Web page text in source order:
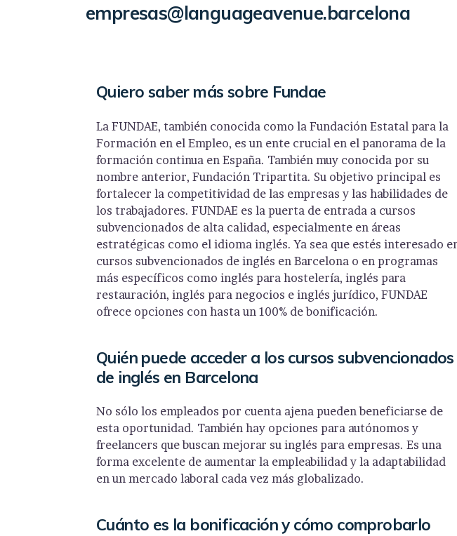
empresas@languageavenue.barcelona
Quiero saber más sobre Fundae
La FUNDAE, también conocida como la Fundación Estatal para la
Formación en el Empleo, es un ente crucial en el panorama de la
formación continua en España. También muy conocida por su
nombre anterior, Fundación Tripartita. Su objetivo principal es
fortalecer la competitividad de las empresas y las habilidades de
los trabajadores. FUNDAE es la puerta de entrada a cursos
subvencionados de alta calidad, especialmente en áreas
estratégicas como el idioma inglés. Ya sea que estés interesado
cursos subvencionados de inglés en Barcelona o en programas
más específicos como inglés para hostelería, inglés para
restauración, inglés para negocios e inglés jurídico, FUNDAE
ofrece opciones con hasta un 100% de bonificación.
Quién puede acceder a los cursos subvencionados
de inglés en Barcelona
No sólo los empleados por cuenta ajena pueden beneficiarse de
esta oportunidad. También hay opciones para autónomos y
freelancers que buscan mejorar su inglés para empresas. Es una
forma excelente de aumentar la empleabilidad y la adaptabilidad
en un mercado laboral cada vez más globalizado.
Cuánto es la bonificación y cómo comprobarlo